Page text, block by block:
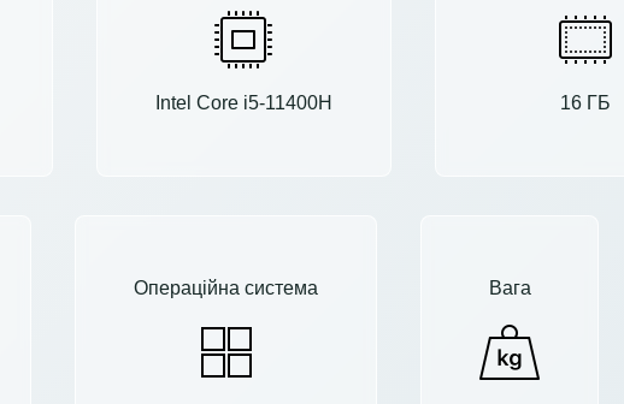
Intel Core i5-11400H 16 ГБ
Операційна система Вага